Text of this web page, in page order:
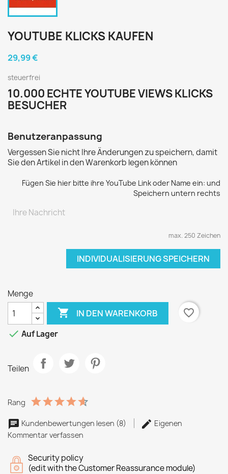
YOUTUBE KLICKS KAUFEN
29,99 €
steuerfrei
10.000 ECHTE YOUTUBE VIEWS KLICKS
BESUCHER
Benutzeranpassung
Vergessen Sie nicht Ihre Änderungen zu speichern, damit
Sie den Artikel in den Warenkorb legen können
Fügen Sie hier bitte ihre YouTube Link oder Name ein: und
Speichern untern rechts
max. 250 Zeichen
INDIVIDUALISIERUNG SPEICHERN
Menge
 IN DEN WARENKORB
favorite_border
 Auf Lager
Teilen
Rang
Kundenbewertungen lesen (8)
Eigenen
Kommentar verfassen
Security policy
(edit with the Customer Reassurance module)